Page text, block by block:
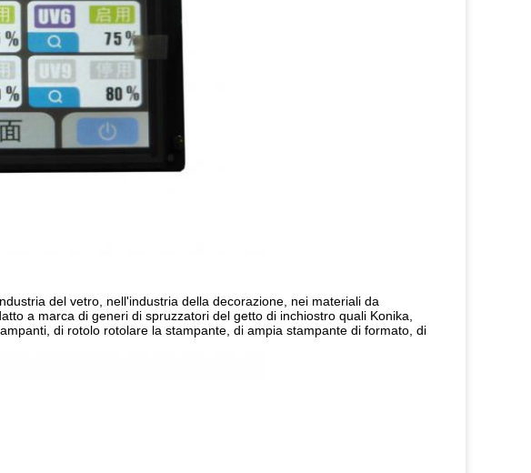
del vetro, nell'industria della decorazione, nei materiali da
a marca di generi di spruzzatori del getto di inchiostro quali Konika,
di rotolo rotolare la stampante, di ampia stampante di formato, di